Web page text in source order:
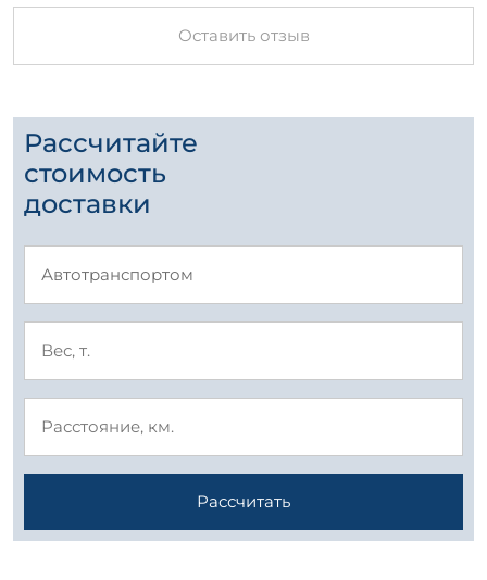
Оставить отзыв
Рассчитайте
стоимость
доставки
Рассчитать